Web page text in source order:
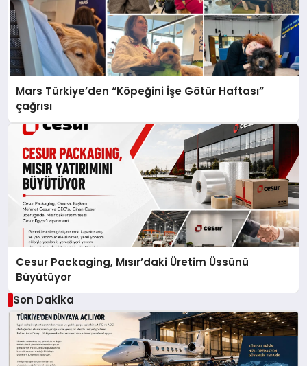
Mars Türkiye’den “Köpeğini İşe Götür Haftası”
çağrısı
Cesur Packaging, Mısır’daki Üretim Üssünü
Büyütüyor
Son Dakika